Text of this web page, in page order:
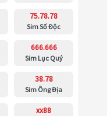
75.78.78
Sim Số Độc
666.666
Sim Lục Quý
38.78
Sim Ông Địa
xx88